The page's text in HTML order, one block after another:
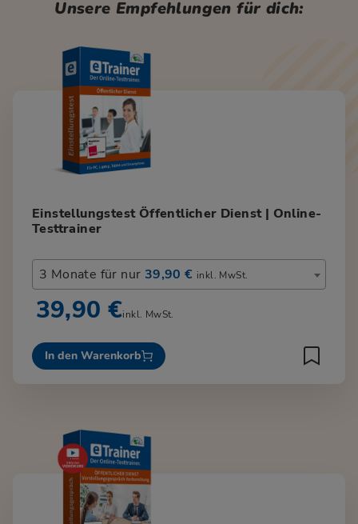
Unsere Empfehlungen für dich:
Einstellungstest Öffentlicher Dienst | Online-
Testtrainer
3 Monate für nur 39,90 € inkl. MwSt.
39,90 €inkl. MwSt.
In den Warenkorb